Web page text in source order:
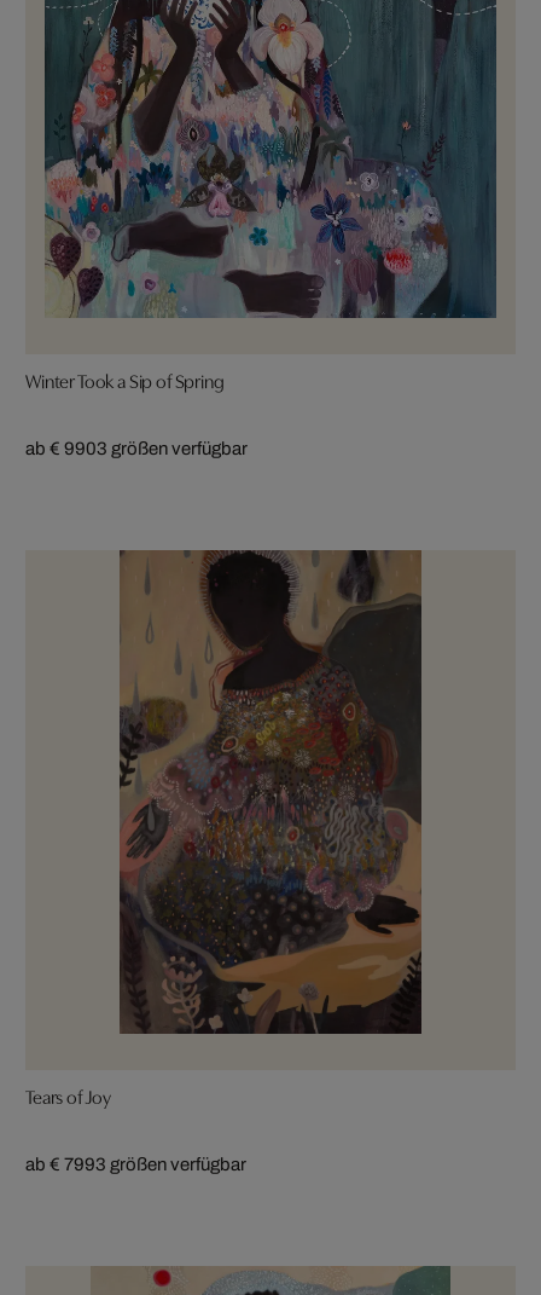
Winter Took a Sip of Spring
ab € 9903 größen verfügbar
Tears of Joy
ab € 7993 größen verfügbar